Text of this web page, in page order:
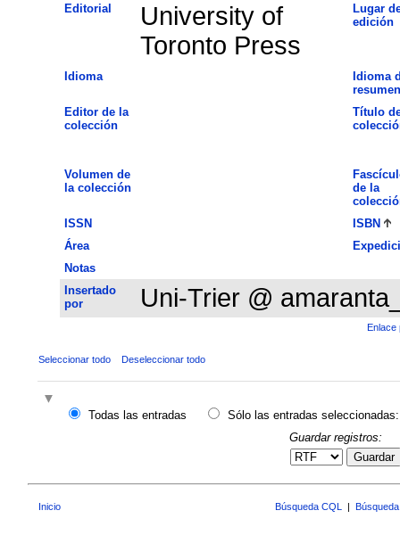
Editorial
University of
Toronto Press
Lugar
edición
Idioma
Idioma
resumen
Editor de la
colección
Título
Volumen de
la colección
de la
ISSN
ISBN
Área
Notas
Insertado
por
Uni-Trier @
Enlace
Seleccionar todo Deseleccionar todo
Todas las entradas
Sólo las entradas seleccionadas:
Guardar registros:
Guardar
Inicio Búsqueda CQL